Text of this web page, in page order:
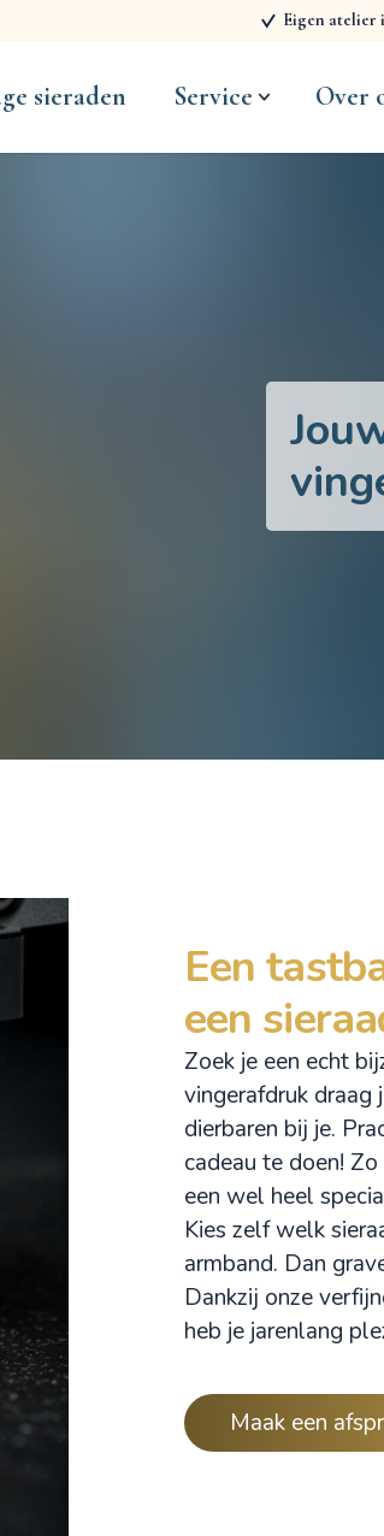
Eigen atelier
sieraden Service Over
Een
een
Zoek je een echt
vingerafdruk
dierbaren bij je.
cadeau te doen!
een wel heel
Kies zelf welk
armband. Dan
Dankzij onze
heb je jarenlang
Maak een